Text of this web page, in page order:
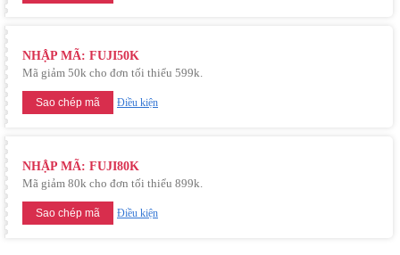
NHẬP MÃ: FUJI50K
Mã giảm 50k cho đơn tối thiểu 599k.
Sao chép mã Điều kiện
NHẬP MÃ: FUJI80K
Mã giảm 80k cho đơn tối thiểu 899k.
Sao chép mã Điều kiện